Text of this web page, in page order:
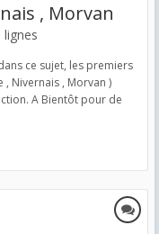
, Morvan
ce sujet, les premiers
Nivernais , Morvan )
A Bientôt pour de